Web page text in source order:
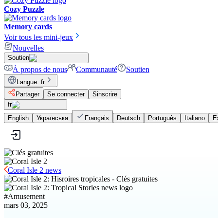
Cozy Puzzle
Memory cards
Voir tous les mini-jeux
Nouvelles
Soutien
À propos de nous Communauté Soutien
Langue: fr
Partager
Se connecter
Sinscrire
fr
English
Українська Français Deutsch Português Italiano
Coral Isle 2 news
#Amusement
mars 03, 2025